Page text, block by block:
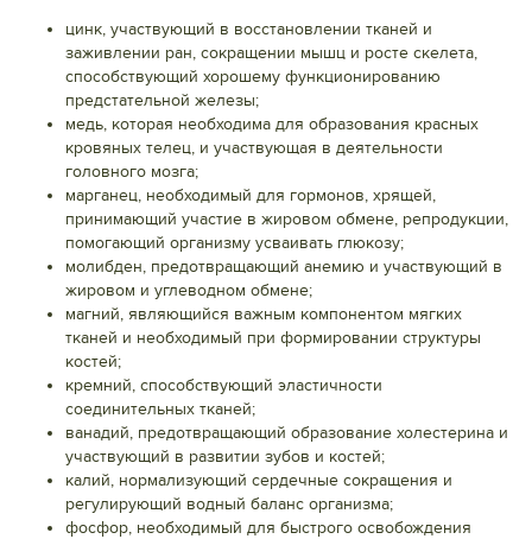
цинк, участвующий в восстановлении тканей и
заживлении ран, сокращении мышц и росте скелета,
способствующий хорошему функционированию
предстательной железы;
медь, которая необходима для образования красных
кровяных телец, и участвующая в деятельности
головного мозга;
марганец, необходимый для гормонов, хрящей,
принимающий участие в жировом обмене, репродукции,
помогающий организму усваивать глюкозу;
молибден, предотвращающий анемию и участвующий в
жировом и углеводном обмене;
магний, являющийся важным компонентом мягких
тканей и необходимый при формировании структуры
костей;
кремний, способствующий эластичности
соединительных тканей;
ванадий, предотвращающий образование холестерина и
участвующий в развитии зубов и костей;
калий, нормализующий сердечные сокращения и
регулирующий водный баланс организма;
фосфор, необходимый для быстрого освобождения